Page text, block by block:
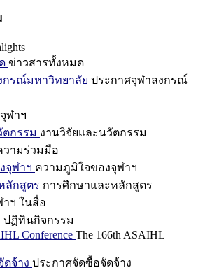
ข่าวสารทั้งหมด
กรณ์มหาวิทยาลัย ประกาศจุฬาลงกรณ์
ฬาฯ
ตกรรม งานวิจัยและนวัตกรรม
วามร่วมมือ
จุฬาฯ ความภูมิใจของจุฬาฯ
ลักสูตร การศึกษาและหลักสูตร
าฯ ในสื่อ
ปฏิทินกิจกรรม
Conference The 166th ASAIHL
ดจ้าง ประกาศจัดซื้อจัดจ้าง